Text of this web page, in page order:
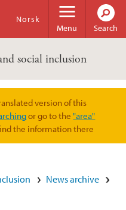
Menu
Norsk
Search
social inclusion
version of this
or go to the"area"
the information there
News archive